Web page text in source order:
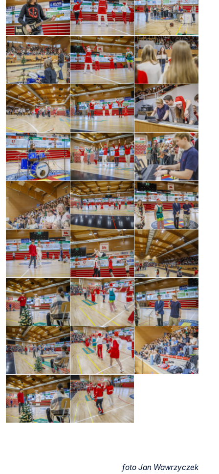
foto Jan Wawrzyczek